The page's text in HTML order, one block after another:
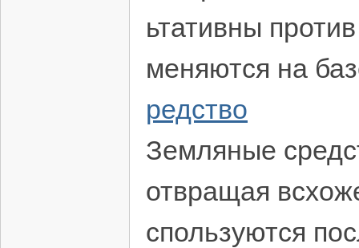
ьтативны
меняются на
редство
Земляные
отвращая
спользуются